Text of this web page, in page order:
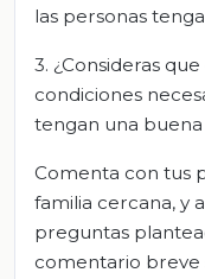
las personas
3. ¿Consideras
condiciones
tengan una buena
Comenta con tus
familia cercana, y
preguntas
comentario breve